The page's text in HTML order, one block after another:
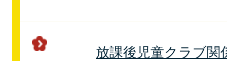
放課後児童クラブ関